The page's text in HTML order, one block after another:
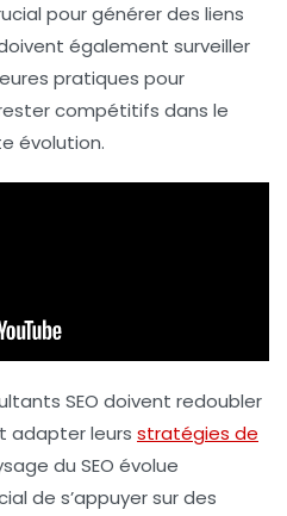
pour générer des liens
également surveiller
pratiques pour
compétitifs dans le
évolution.
SEO doivent redoubler
adapter leurs stratégies de
du SEO évolue
de s’appuyer sur des